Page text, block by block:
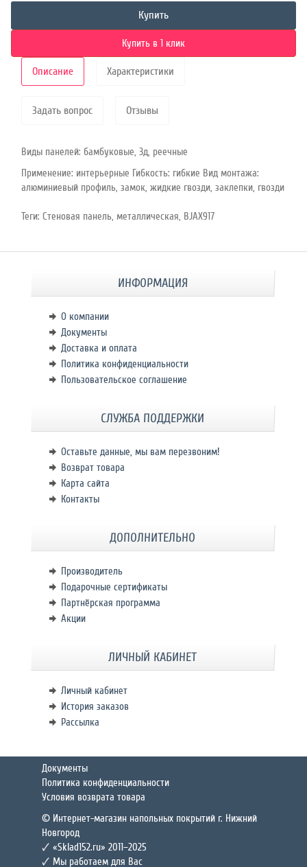
Купить
Купить в 1 клик
Описание Характеристики
Задать вопрос Отзывы
Виды панелей: бамбуковые, 3д, реечные
Применение: интерьерные Гибкость: гибкие Вид монтажа:
алюминиевый профиль, замок, жидкие гвозди, заклепки, гвозди
Теги:Стеновая панель, металлическая, BJAX917
ИНФОРМАЦИЯ
О компании
Документы
Доставка и оплата
Политика конфиденциальности
Пользовательское соглашение
СЛУЖБА ПОДДЕРЖКИ
Оставьте данные, мы вам перезвоним!
Возврат товара
Карта сайта
Контакты
ДОПОЛНИТЕЛЬНО
Производитель
Подарочные сертификаты
Партнёрская программа
Акции
ЛИЧНЫЙ КАБИНЕТ
Личный кабинет
История заказов
Рассылка
Документы
Политика конфиденциальности
Условия возврата товара
© Интернет-магазин напольных покрытий г. Нижний
Новгород
🗸 «Sklad152.ru» 2011–2025
🗸 Мы работаем для Вас